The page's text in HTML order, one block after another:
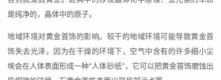
是纯净的，晶体中的原子。
地域环境对黄金首饰的影响。较干的地域环境可能导致黄金首
饰失去光泽，因为在干燥的环境下，空气中含有的许多细小尘
埃会在人体表面形成一种“人体砂纸”，它可以把黄金首饰磨蚀出